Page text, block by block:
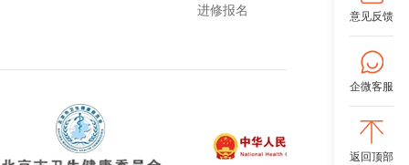
进修报名
意见反馈
企微客服
返回顶部